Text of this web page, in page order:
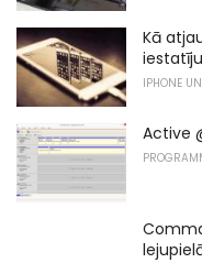
Kā
IPHONE
Active